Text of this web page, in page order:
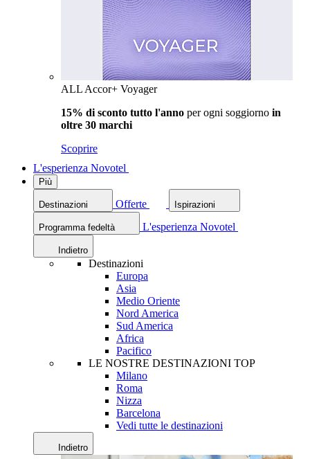
ALL Accor+ Voyager
15% di sconto tutto l'anno per ogni soggiorno in
oltre 30 marchi
Scoprire
L'esperienza Novotel
Più
Destinazioni Offerte Ispirazioni
Programma fedeltà L'esperienza Novotel
Indietro
Destinazioni
Europa
Asia
Medio Oriente
Nord America
Sud America
Africa
Pacifico
LE NOSTRE DESTINAZIONI TOP
Milano
Roma
Nizza
Barcelona
Vedi tutte le destinazioni
Indietro